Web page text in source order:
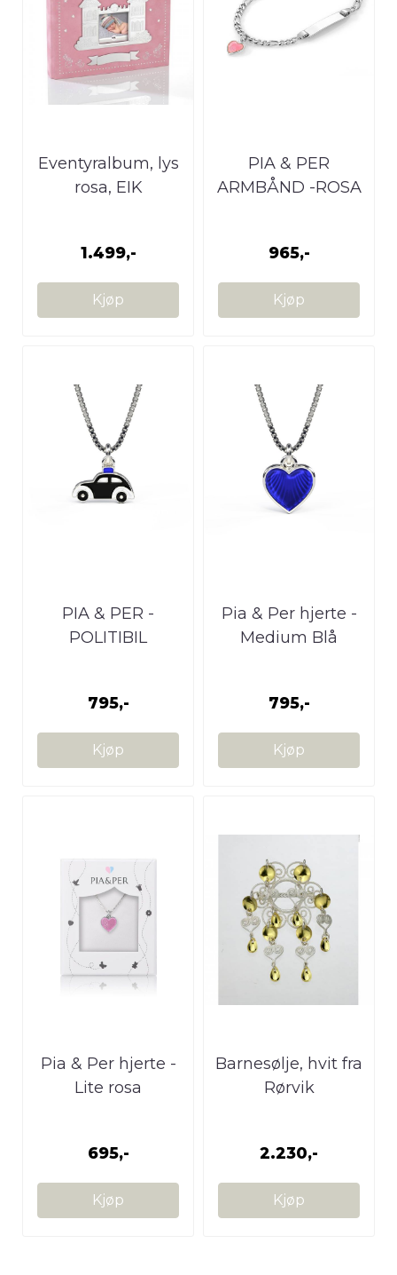
Eventyralbum, lys
rosa, EIK
1.499,-
Kjøp
PIA & PER
ARMBÅND -ROSA
965,-
Kjøp
PIA & PER -
POLITIBIL
795,-
Kjøp
Pia & Per hjerte -
Medium Blå
795,-
Kjøp
Pia & Per hjerte -
Lite rosa
695,-
Kjøp
Barnesølje, hvit fra
Rørvik
2.230,-
Kjøp